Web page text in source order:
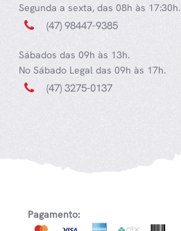
Segunda a sexta, das 08h às 17:30h.
(47) 98447-9385
Sábados das 09h às 13h.
No Sábado Legal das 09h às 17h.
(47) 3275-0137
Pagamento: